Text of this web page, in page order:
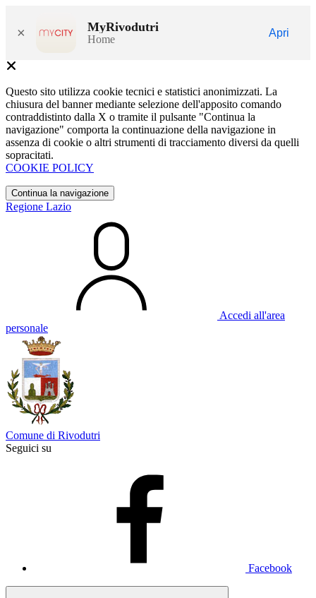
× MyRivodutri
Home
Apri
Questo sito utilizza cookie tecnici e statistici anonimizzati. La
chiusura del banner mediante selezione dell'apposito comando
contraddistinto dalla X o tramite il pulsante "Continua la
navigazione" comporta la continuazione della navigazione in
assenza di cookie o altri strumenti di tracciamento diversi da quelli
sopracitati.
COOKIE POLICY
Continua la navigazione
Regione Lazio
Accedi all'area
personale
Comune di Rivodutri
Seguici su
Facebook